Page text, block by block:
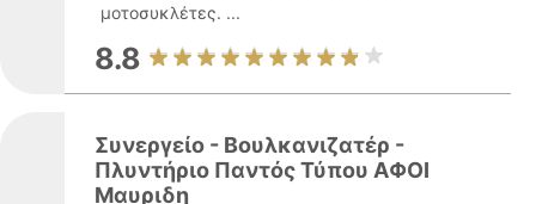
μοτοσυκλέτες. ...
8.8
Συνεργείο - Βουλκανιζατέρ -
Πλυντήριο Παντός Τύπου ΑΦΟΙ
Μαυριδη